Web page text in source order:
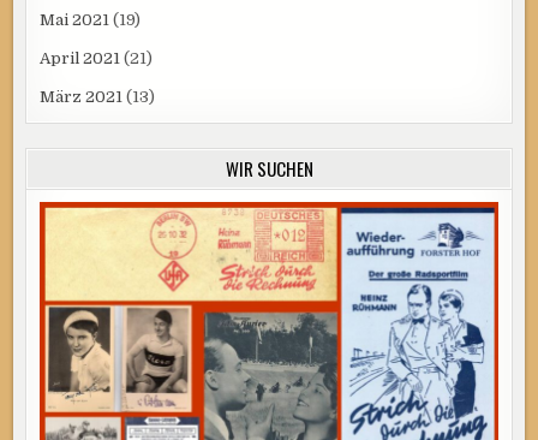
Mai 2021 (19)
April 2021 (21)
März 2021 (13)
WIR SUCHEN